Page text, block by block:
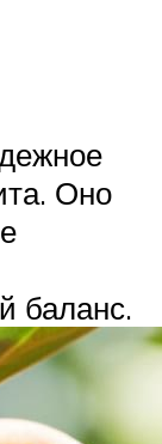
Оно
баланс.